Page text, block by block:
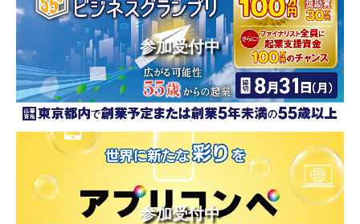
参加受付中
参加受付中